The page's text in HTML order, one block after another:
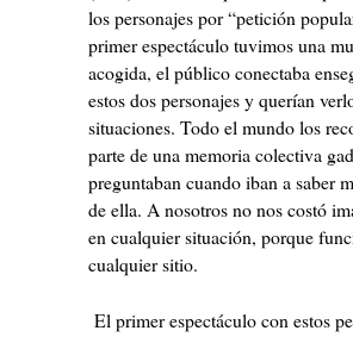
los personajes por “petición
primer espectáculo tuvimos una
acogida, el público conectaba
estos dos personajes y querían
situaciones. Todo el mundo los
parte de una memoria colectiva
preguntaban cuando iban a saber
de ella. A nosotros no nos costó
en cualquier situación, porque
cualquier sitio.
El primer espectáculo con estos